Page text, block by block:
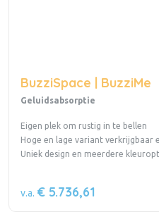
BuzziSpace | BuzziMe
Geluidsabsorptie
Eigen plek om rustig in te bellen
Hoge en lage variant
Uniek design en meerdere
v.a. € 5.736,61